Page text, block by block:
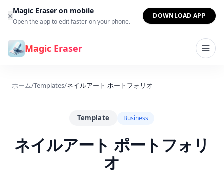
コンテンツへスキップ
×Magic Eraser on mobile
Open the app to edit faster on your phone.
DOWNLOAD APP
Magic Eraser
ホーム/Templates/ネイルアート ポートフォリオ
Template Business
ネイルアート ポートフォリ
オ